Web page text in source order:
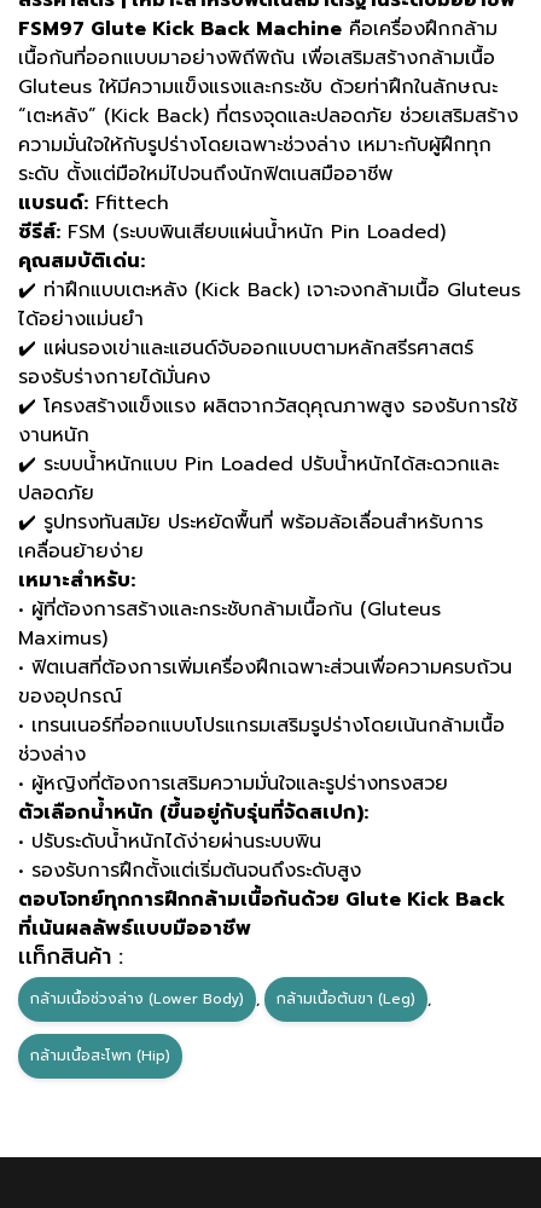
FSM97 Glute Kick Back Machine คือเครื่องฝึกกล้าม
เนื้อก้นที่ออกแบบมาอย่างพิถีพิถัน เพื่อเสริมสร้างกล้ามเนื้อ
Gluteus ให้มีความแข็งแรงและกระชับ ด้วยท่าฝึกในลักษณะ
“เตะหลัง” (Kick Back) ที่ตรงจุดและปลอดภัย ช่วยเสริมสร้าง
ความมั่นใจให้กับรูปร่างโดยเฉพาะช่วงล่าง เหมาะกับผู้ฝึกทุก
ระดับ ตั้งแต่มือใหม่ไปจนถึงนักฟิตเนสมืออาชีพ
แบรนด์: Ffittech
ซีรีส์: FSM (ระบบพินเสียบแผ่นน้ำหนัก Pin Loaded)
คุณสมบัติเด่น:
✔️ ท่าฝึกแบบเตะหลัง (Kick Back) เจาะจงกล้ามเนื้อ Gluteus
ได้อย่างแม่นยำ
✔️ แผ่นรองเข่าและแฮนด์จับออกแบบตามหลักสรีรศาสตร์
รองรับร่างกายได้มั่นคง
✔️ โครงสร้างแข็งแรง ผลิตจากวัสดุคุณภาพสูง รองรับการใช้
งานหนัก
✔️ ระบบน้ำหนักแบบ Pin Loaded ปรับน้ำหนักได้สะดวกและ
ปลอดภัย
✔️ รูปทรงทันสมัย ประหยัดพื้นที่ พร้อมล้อเลื่อนสำหรับการ
เคลื่อนย้ายง่าย
เหมาะสำหรับ:
• ผู้ที่ต้องการสร้างและกระชับกล้ามเนื้อก้น (Gluteus
Maximus)
• ฟิตเนสที่ต้องการเพิ่มเครื่องฝึกเฉพาะส่วนเพื่อความครบถ้วน
ของอุปกรณ์
• เทรนเนอร์ที่ออกแบบโปรแกรมเสริมรูปร่างโดยเน้นกล้ามเนื้อ
ช่วงล่าง
• ผู้หญิงที่ต้องการเสริมความมั่นใจและรูปร่างทรงสวย
ตัวเลือกน้ำหนัก (ขึ้นอยู่กับรุ่นที่จัดสเปก):
• ปรับระดับน้ำหนักได้ง่ายผ่านระบบพิน
• รองรับการฝึกตั้งแต่เริ่มต้นจนถึงระดับสูง
ตอบโจทย์ทุกการฝึกกล้ามเนื้อก้นด้วย Glute Kick Back
ที่เน้นผลลัพธ์แบบมืออาชีพ
เเท็กสินค้า :
กล้ามเนื้อช่วงล่าง (Lower Body) , กล้ามเนื้อต้นขา (Leg) ,
กล้ามเนื้อสะโพก (Hip)